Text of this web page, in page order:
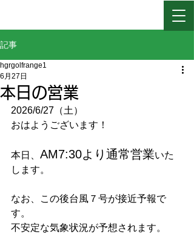
記事
本日の営業
hgrgolfrange1
6月27日
2026/6/27（土）
おはようございます！
本日、 AM7:30より通常営業いた
します。
なお、この後台風７号が接近予報で
す。
不安定な気象状況が予想されます。